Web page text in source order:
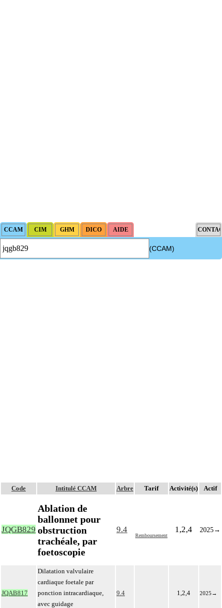
(CCAM)
Code Intitulé CCAM Arbre Tarif Activité(s) Actif
JQGB829
Ablation de
ballonnet pour
obstruction
trachéale, par
foetoscopie
9.4
Remboursement
1,2,4 2025→
JQAB817
Dilatation valvulaire
cardiaque foetale par
ponction intracardiaque,
avec guidage
9.4 1,2,4 2025 →